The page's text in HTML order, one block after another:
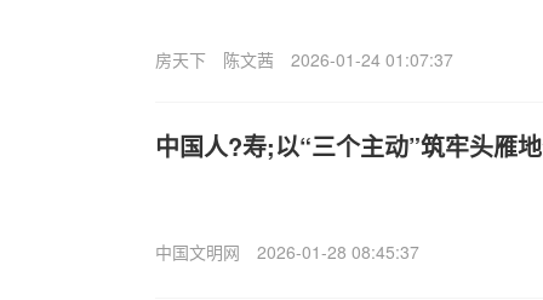
房天下 陈文茜 2026-01-24 01:07:37
中国人?寿;以“三个主动”筑牢头雁
中国文明网 2026-01-28 08:45:37